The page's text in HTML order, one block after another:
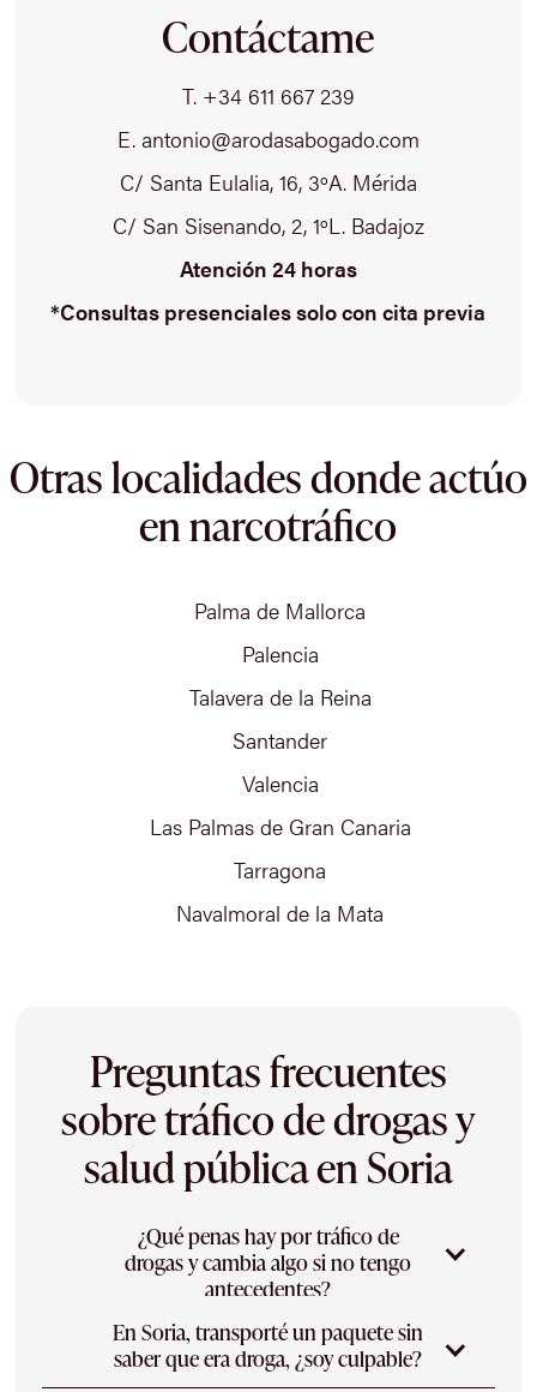
Contáctame
T. +34 611 667 239
E. antonio@arodasabogado.com
C/ Santa Eulalia, 16, 3ºA. Mérida
C/ San Sisenando, 2, 1ºL. Badajoz
Atención 24 horas
*Consultas presenciales solo con cita previa
Otras localidades donde actúo
en narcotráfico
Palma de Mallorca
Palencia
Talavera de la Reina
Santander
Valencia
Las Palmas de Gran Canaria
Tarragona
Navalmoral de la Mata
Preguntas frecuentes
sobre tráfico de drogas y
salud pública en Soria
¿Qué penas hay por tráfico de
drogas y cambia algo si no tengo
antecedentes?
Las penas varían según el tipo de sustancia
(que cause o no grave daño a la salud), la
En Soria, transporté un paquete sin
saber que era droga, ¿soy culpable?